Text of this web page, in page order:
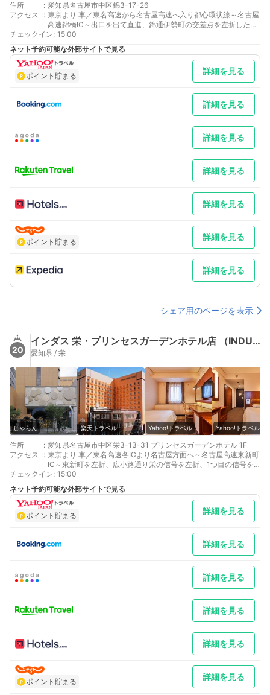
住所 : 愛知県名古屋市中区錦3-17-26
アクセス
: 東京より 車／東名高速から名古屋高速へ入り都心環状線～名古屋
高速錦橋IC～出口を出て直進、錦通伊勢町の交差点を左折した右
側4つめのビル 車以外／JR東海道新幹線名古屋駅乗換、地下鉄東
山線栄駅下車
大阪より 車／名神高速から名古屋高速へ入り都心環状線～名古屋
高速錦橋IC～出口を出て直進、錦通伊勢町の交差点を左折した右
側4つめのビル 車以外／JR東海道新幹線名古屋駅乗換 地下鉄東
山線錦栄駅下車
補足 車／提携駐車場（有料）が2ヶ所ございます。事前予約は承
っておりません。（先着順です。）料金、対応車種等は基本情報
チェックイン: 15:00
ネット予約可能な外部サイトで見る
ポイント貯まる 詳細を見る
詳細を見る
詳細を見る
詳細を見る
詳細を見る
ポイント貯まる 詳細を見る
詳細を見る
シェア用のページを表示
20
インダス 栄・プリンセスガーデンホテル店 （INDUS）
愛知県 / 栄
じゃらん 楽天トラベル Yahoo!トラベル Yahoo!トラベル
住所 :
愛知県名古屋市中区栄3-13-31 プリンセスガーデンホテル 1F
アクセス
: 東京より 車／東名高速各ICより名古屋方面へ～名古屋高速東新町
IC～東新町を左折、広小路通り栄の信号を左折、1つ目の信号を
右折 車以外／地下鉄東山線・名城線「栄駅」：サカエチカ８番出
口から徒歩８分
大阪より 車／名神高速、西名阪自動車道各ICより～名古屋高速白
川IC～東新町を左折、広小路通り栄の信号を左折、1つ目の信号
を右折 車以外／地下鉄東山線・名城線「栄駅」：サカエチカ８番
出口から徒歩８分
最寄り駅２ 栄
2.05ｍ以下）ホテル南側:名鉄協商ナディアパーク地下駐車場
（￥1，800/泊・車高2.1ｍ以下）いずれも提携駐車場となり予約
不可・バイク不可 車以外／バイク等の駐輪場はご用意しておりま
チェックイン: 15:00
ネット予約可能な外部サイトで見る
ポイント貯まる 詳細を見る
詳細を見る
詳細を見る
詳細を見る
詳細を見る
ポイント貯まる 詳細を見る